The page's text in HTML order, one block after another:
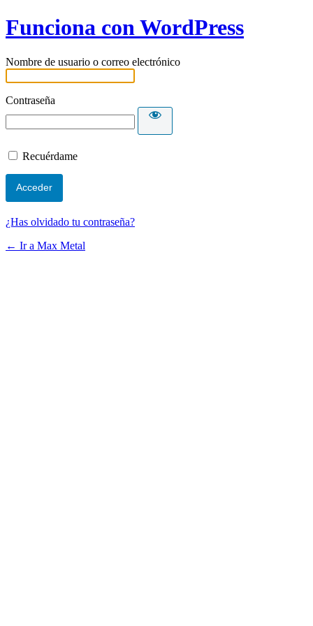
Funciona con WordPress
Nombre de usuario o correo electrónico
Contraseña
Recuérdame
¿Has olvidado tu contraseña?
← Ir a Max Metal